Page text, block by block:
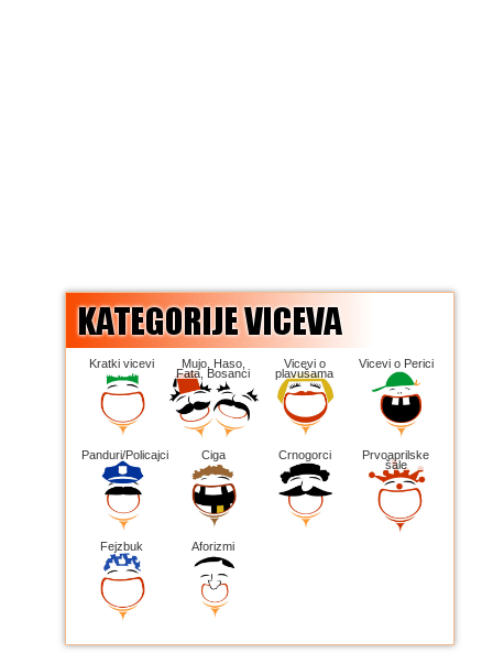
Kratki vicevi Mujo, Haso,
Fata, Bosanci
Vicevi o
plavušama
Vicevi o Perici
Panduri/Policajci Ciga Crnogorci Prvoaprilske
šale
Fejzbuk Aforizmi